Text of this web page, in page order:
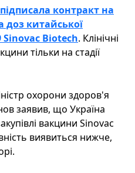
контракт на
доз китайської
Sinovac Biotech. Клінічні
тільки на стадії
охорони здоров'я
заявив, що Україна
вакцини Sinovac
виявиться нижче,